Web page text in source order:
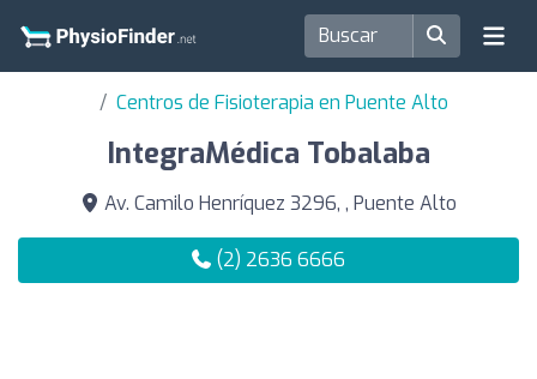
Centros de Fisioterapia en Puente Alto
IntegraMédica Tobalaba
Av. Camilo Henríquez 3296, , Puente Alto
(2) 2636 6666